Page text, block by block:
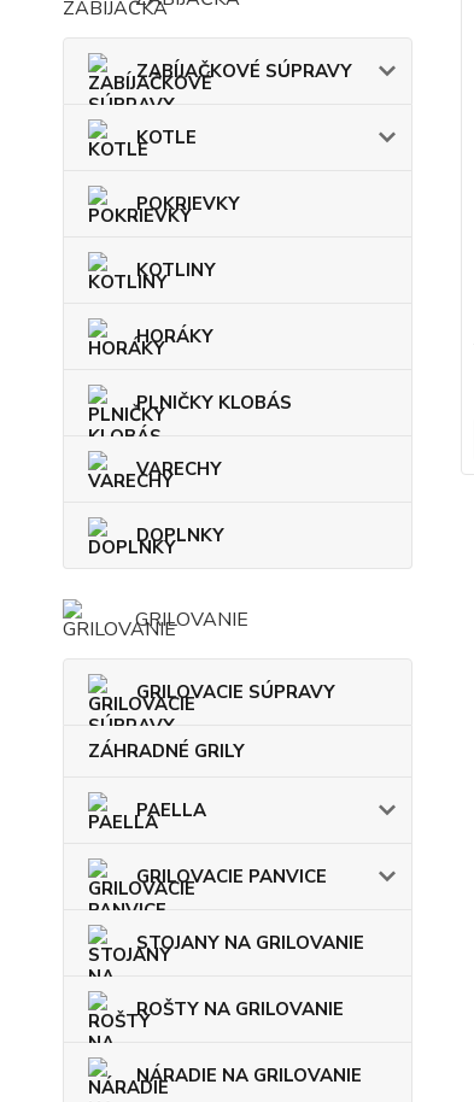
ZABÍJAČKOVÉ SÚPRAVY
KOTLE
POKRIEVKY
KOTLINY
HORÁKY
PLNIČKY KLOBÁS
VARECHY
DOPLNKY
GRILOVANIE
GRILOVACIE SÚPRAVY
ZÁHRADNÉ GRILY
PAELLA
GRILOVACIE PANVICE
STOJANY NA GRILOVANIE
ROŠTY NA GRILOVANIE
NÁRADIE NA GRILOVANIE